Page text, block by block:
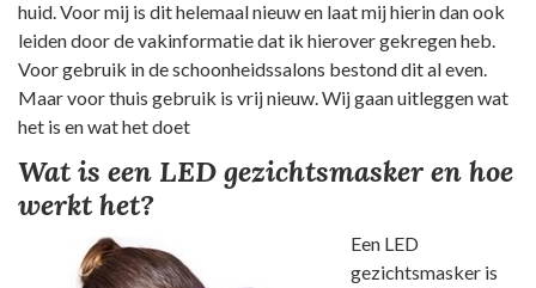
huid. Voor mij is dit helemaal nieuw en laat mij hierin dan ook
leiden door de vakinformatie dat ik hierover gekregen heb.
Voor gebruik in de schoonheidssalons bestond dit al even.
Maar voor thuis gebruik is vrij nieuw. Wij gaan uitleggen wat
het is en wat het doet
Wat is een LED gezichtsmasker en hoe
werkt het?
Een LED
gezichtsmasker is